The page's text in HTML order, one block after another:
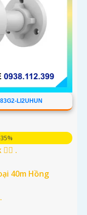
LI2UHUN
.
40m Hồng